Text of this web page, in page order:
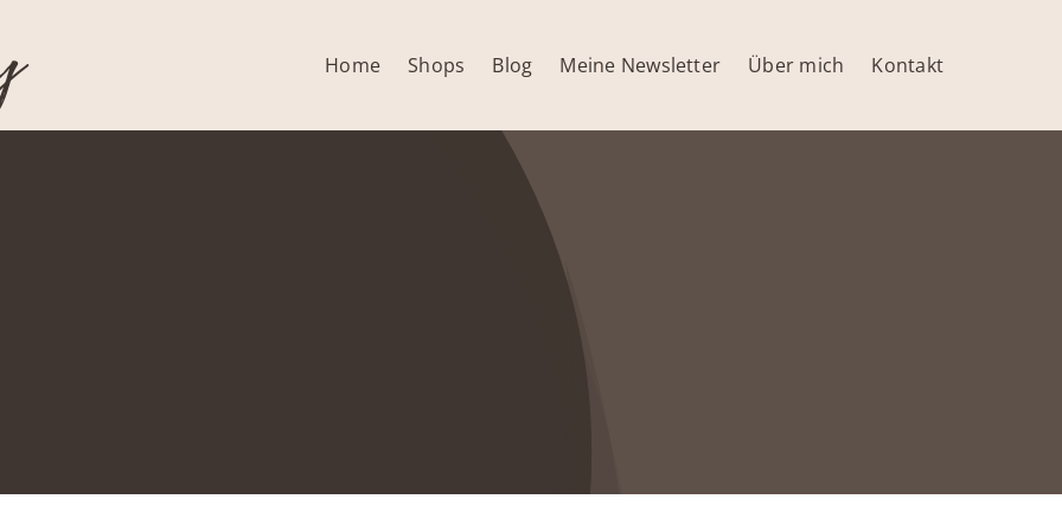
Home Shops Blog Meine Newsletter Über mich Kontakt